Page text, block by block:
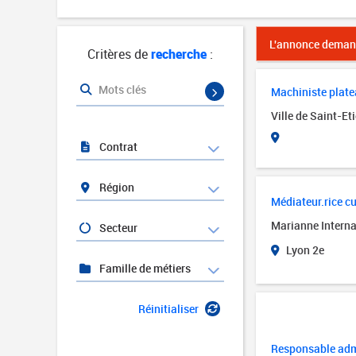
L'annonce
Machiniste
Ville de Saint-
Médiateur.rice
Marianne
Lyon 2e
Responsable
Critères derecherche:
Mots clés
Contrat
Région
Secteur
Famille de métiers
Réinitialiser